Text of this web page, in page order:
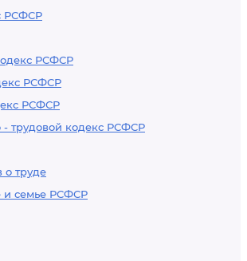
РСФСР
РСФСР
РСФСР
РСФСР
- трудовой кодекс РСФСР
о труде
и семье РСФСР